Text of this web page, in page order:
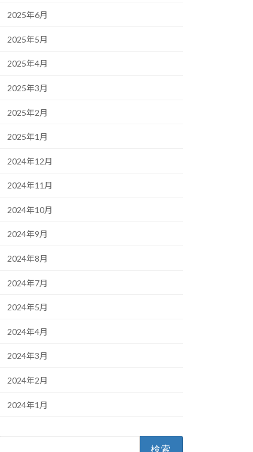
2025年6月
2025年5月
2025年4月
2025年3月
2025年2月
2025年1月
2024年12月
2024年11月
2024年10月
2024年9月
2024年8月
2024年7月
2024年5月
2024年4月
2024年3月
2024年2月
2024年1月